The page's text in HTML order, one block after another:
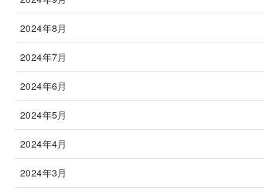
2024年8月
2024年7月
2024年6月
2024年5月
2024年4月
2024年3月